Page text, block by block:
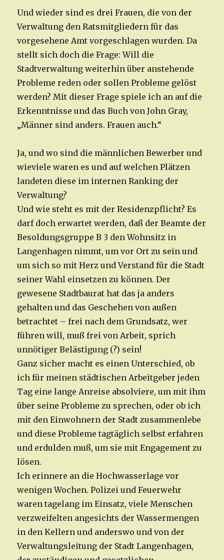
Und wieder sind es drei Frauen, die von der
Verwaltung den Ratsmitgliedern für das
vorgesehene Amt vorgeschlagen wurden. Da
stellt sich doch die Frage: Will die
Stadtverwaltung weiterhin über anstehende
Probleme reden oder sollen Probleme gelöst
werden? Mit dieser Frage spiele ich an auf die
Erkenntnisse und das Buch von John Gray,
„Männer sind anders. Frauen auch.“
Ja, und wo sind die männlichen Bewerber und
wieviele waren es und auf welchen Plätzen
landeten diese im internen Ranking der
Verwaltung?
Und wie steht es mit der Residenzpflicht? Es
darf doch erwartet werden, daß der Beamte der
Besoldungsgruppe B 3 den Wohnsitz in
Langenhagen nimmt, um vor Ort zu sein und
um sich so mit Herz und Verstand für die Stadt
seiner Wahl einsetzen zu können. Der
gewesene Stadtbaurat hat das ja anders
gehalten und das Geschehen von außen
betrachtet – frei nach dem Grundsatz, wer
führen will, muß frei von Arbeit, sprich
unnötiger Belästigung (?) sein!
Ganz sicher macht es einen Unterschied, ob
ich für meinen städtischen Arbeitgeber jeden
Tag eine lange Anreise absolviere, um mit ihm
über seine Probleme zu sprechen, oder ob ich
mit den Einwohnern der Stadt zusammenlebe
und diese Probleme tagtäglich selbst erfahren
und erdulden muß, um sie mit Engagement zu
lösen.
Ich erinnere an die Hochwasserlage vor
wenigen Wochen. Polizei und Feuerwehr
waren tagelang im Einsatz, viele Menschen
verzweifelten angesichts der Wassermengen
in den Kellern und anderswo und von der
Verwaltungsleitung der Stadt Langenhagen,